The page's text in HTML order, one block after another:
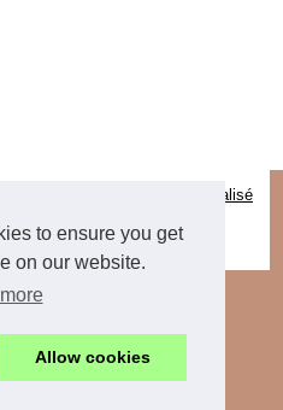
to ensure you get
on our website.
Allow cookies
Site réalisé
it| nl